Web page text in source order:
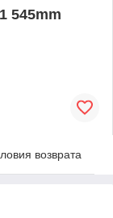
545mm
возврата